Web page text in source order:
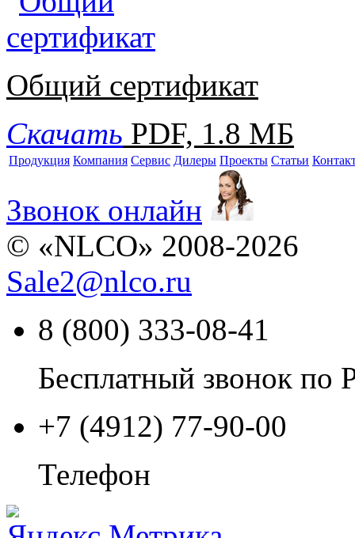
Общий сертификат
Скачать PDF, 1.8 МБ
Продукция Компания Сервис Дилеры Проекты Статьи
Звонок онлайн
© «NLCO» 2008-2026
Sale2@nlco.ru
8 (800) 333-08-41
Бесплатный звонок по
+7 (4912) 77-90-00
Телефон